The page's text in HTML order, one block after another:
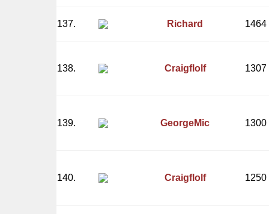
137. Richard 1464
138. Craigflolf 1307
139. GeorgeMic 1300
140. Craigflolf 1250